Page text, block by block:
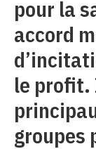
pour la
accord
le profit.
groupes